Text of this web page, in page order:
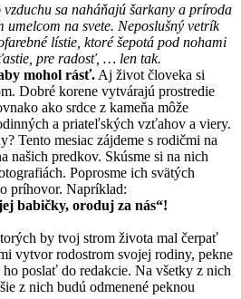
vzduchu sa naháňajú šarkany a príroda
umelcom na svete. Neposlušný vetrík
lístie, ktoré šepotá pod nohami
pre radosť, … len tak.
mohol rásť. Aj život človeka si
Dobré korene vytvárajú prostredie
ako srdce z kameňa môže
a priateľských vzťahov a viery.
Tento mesiac zájdeme s rodičmi na
našich predkov. Skúsme si na nich
Poprosme ich svätých
príhovor. Napríklad:
babičky, oroduj za nás“!
by tvoj strom života mal čerpať
vytvor rodostrom svojej rodiny, pekne
poslať do redakcie. Na všetky z nich
z nich budú odmenené peknou